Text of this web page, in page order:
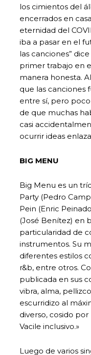
los cimientos del
encerrados en
eternidad del
iba a pasar en el
las canciones”
primer trabajo en
manera honesta.
que las canciones
entre sí, pero
de que muchas
casi
ocurrir ideas
BIG MENU
Big Menu es un
Party (Pedro
Pein (Enric
(José Benítez) en
particularidad de
instrumentos. Su
diferentes estilos
r&b, entre otros.
publicada en sus
vibra, alma,
escurridizo al
diverso, cosido
Vacile inclusivo.»
Luego de varios